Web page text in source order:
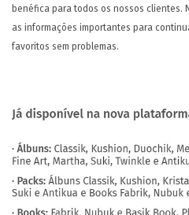
benéfica para todos os nossos clientes.
as informações importantes para
favoritos sem problemas.